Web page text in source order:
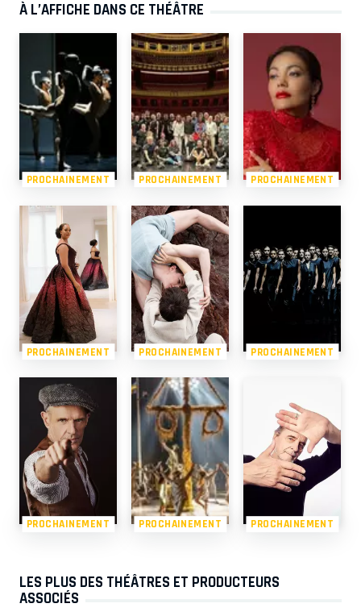
À L’AFFICHE DANS CE THÉÂTRE
PROCHAINEMENT PROCHAINEMENT PROCHAINEMENT
PROCHAINEMENT PROCHAINEMENT PROCHAINEMENT
PROCHAINEMENT PROCHAINEMENT PROCHAINEMENT
LES PLUS DES THÉÂTRES ET PRODUCTEURS
ASSOCIÉS